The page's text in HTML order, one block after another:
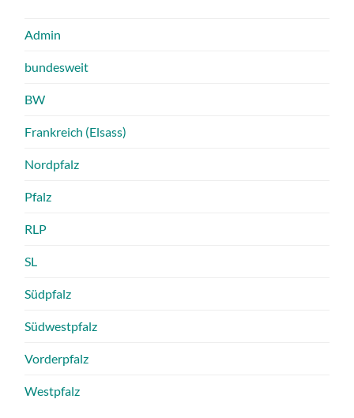
Admin
bundesweit
BW
Frankreich (Elsass)
Nordpfalz
Pfalz
RLP
SL
Südpfalz
Südwestpfalz
Vorderpfalz
Westpfalz